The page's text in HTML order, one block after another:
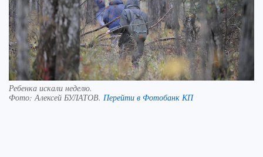
Ребенка искали неделю.
Фото: Алексей БУЛАТОВ. Перейти в Фотобанк КП